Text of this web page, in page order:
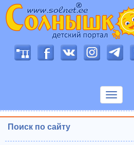
Показать
Поиск по сайту